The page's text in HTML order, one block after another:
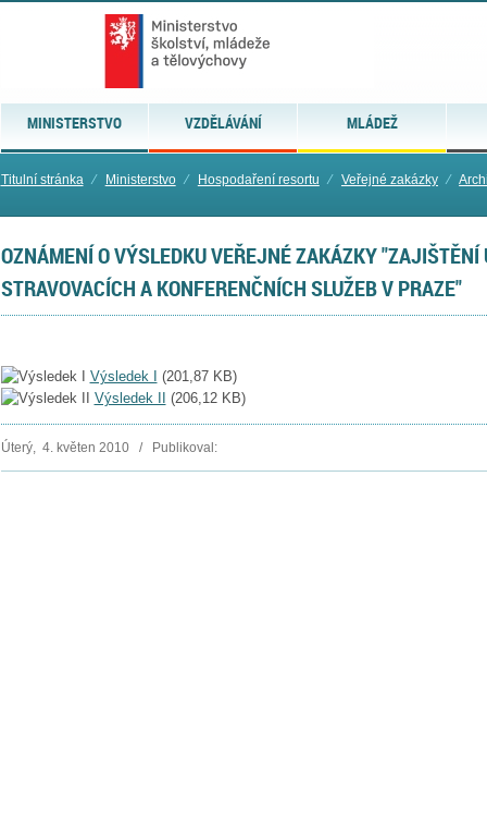
MINISTERSTVO VZDĚLÁVÁNÍ MLÁDEŽ
Titulní stránka ⁄ Ministerstvo ⁄ Hospodaření resortu ⁄ Veřejné zakázky ⁄
OZNÁMENÍ O VÝSLEDKU VEŘEJNÉ ZAKÁZKY "ZAJIŠTĚNÍ
STRAVOVACÍCH A KONFERENČNÍCH SLUŽEB V PRAZE"
Výsledek I (201,87 KB)
Výsledek II
(206,12 KB)
Úterý, 4. květen 2010 / Publikoval: